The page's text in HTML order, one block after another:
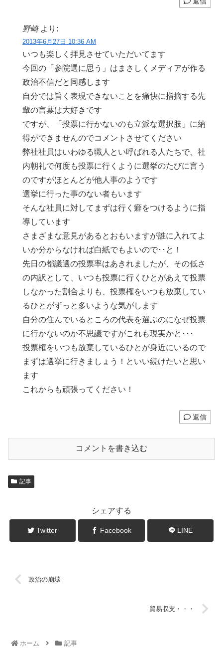
野崎 より:
2013年6月27日 10:36 AM
いつも楽しく拝見させていただいてます
今回の「参院選に思う」はまさしくメディアが作る
政治不信だと同感します
自分では旨く表現できないことを痛快に指摘する先
輩の言葉は大好きです
ですが、「投票に行かないのも立派な選択肢」に納
得ができませんのでコメントさせてください
弊社社員はいわゆる職人とい呼ばれる人たちで、社
内朝礼で何度も投票に行くように選挙のたびに言う
のですがほとんどが他人事のようです
選挙に行った事のない者もいます
そんな社員に対してまずは行く癖をつけるように指
導しています
さまざまな意見があるとおもいますが誰に入れてよ
いか分からなければ白紙でもよいので･･と！
先日の都議選の投票率はあきれましたが、その低さ
の内訳として、いつも投票に行くひとがあえて投票
しなかった割合よりも、投票権をいつも放棄してい
るひとがずっと多いような気がします
自分の住んでいるところの代表を選ぶのになぜ投票
に行かないのか不思議ですがこれも現実かと･･･
投票権をいつも放棄しているひとが身近にいるので
まずは選挙に行きましょう！といい続けたいと思い
ます
これからも頑張ってください！
返信
コメントを書き込む
記事
シェアする
Twitter Facebook LINE
政治の崩壊
貿易収支・・・
ホーム 記事